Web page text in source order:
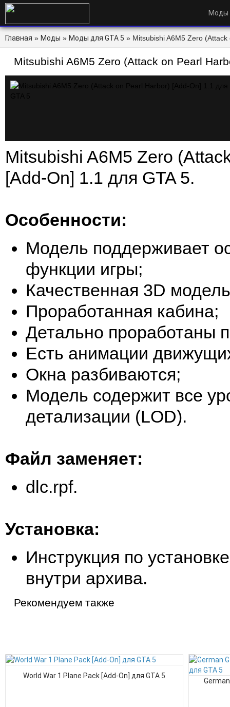
Моды
Главная » Моды » Моды для GTA 5 » Mitsubishi A6M5 Zero
Mitsubishi A6M5 Zero (Attack on Pearl
GTA 5
Mitsubishi A6M5 Zero
[Add-On] 1.1 для GTA 5.
Особенности:
Модель поддерживает
функции игры;
Качественная 3D
Проработанная кабина;
Детально проработаны
Есть анимации
Окна разбиваются;
Модель содержит все
детализации (LOD).
Файл заменяет:
dlc.rpf.
Установка:
Инструкция по
внутри архива.
Рекомендуем также
World War 1 Plane Pack [Add-On] для GTA 5